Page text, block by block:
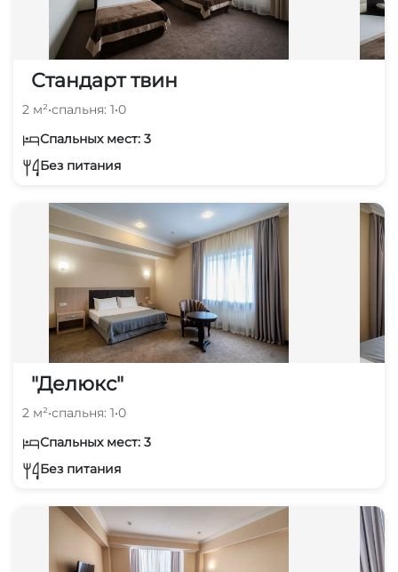
Стандарт твин
2 м²•спальня: 1•0
Спальных мест: 3
Без питания
"Делюкс"
2 м²•спальня: 1•0
Спальных мест: 3
Без питания